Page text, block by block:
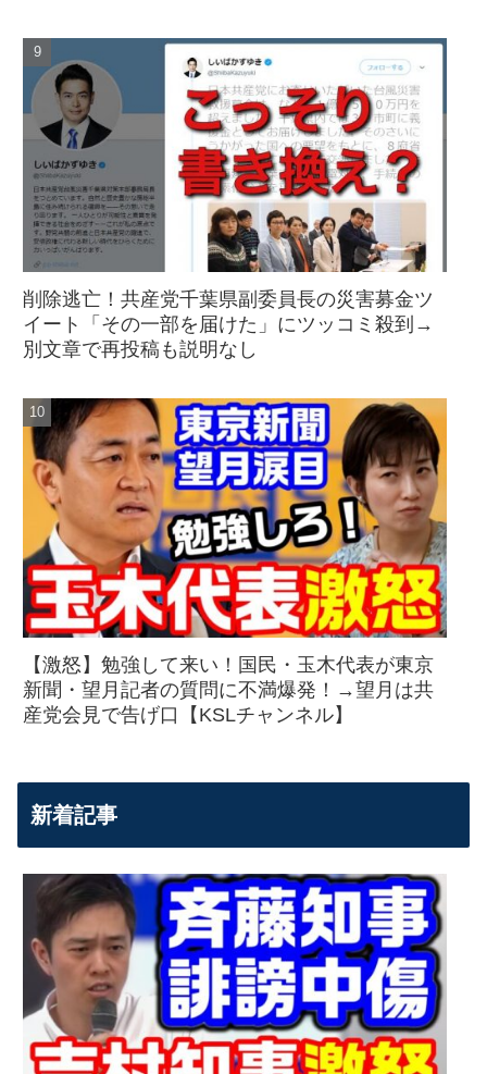
削除逃亡！共産党千葉県副委員長の災害募金ツ
イート「その一部を届けた」にツッコミ殺到→
別文章で再投稿も説明なし
【激怒】勉強して来い！国民・玉木代表が東京
新聞・望月記者の質問に不満爆発！→望月は共
産党会見で告げ口【KSLチャンネル】
新着記事